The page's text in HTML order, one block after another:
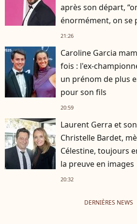
après son départ,
énormément, on se
21:26
Caroline Garcia
fois : l'ex-
un prénom de plus
pour son fils
20:59
Laurent Gerra et
Christelle Bardet,
Célestine, toujours
la preuve en images
20:32
DERNIÈRES NEWS